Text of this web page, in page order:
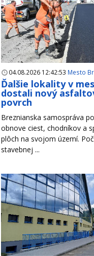
04.08.2026 12:42:53 Mesto
Ďalšie lokality v
dostali nový
povrch
Breznianska samospráva
obnove ciest, chodníkov a
plôch na svojom území.
stavebnej ...